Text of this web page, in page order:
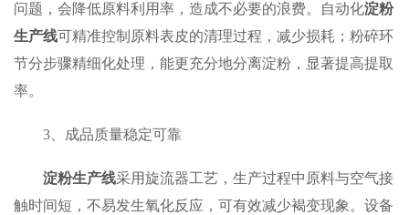
问题，会降低原料利用率，造成不必要的浪费。自动化淀粉
生产线可精准控制原料表皮的清理过程，减少损耗；粉碎环
节分步骤精细化处理，能更充分地分离淀粉，显著提高提取
率。
3、成品质量稳定可靠
淀粉生产线采用旋流器工艺，生产过程中原料与空气接
触时间短，不易发生氧化反应，可有效减少褐变现象。设备